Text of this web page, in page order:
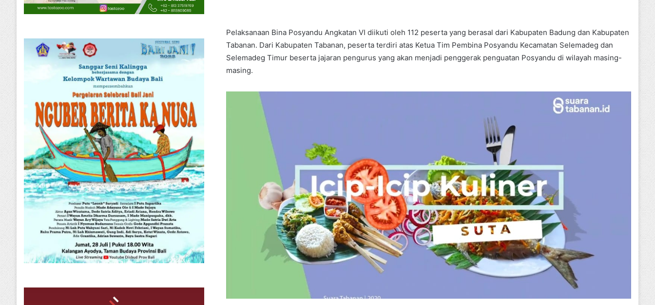
Pelaksanaan Bina Posyandu Angkatan VI diikuti oleh 112 peserta yang berasal dari Kabupaten Badung dan Kabupaten
Tabanan. Dari Kabupaten Tabanan, peserta terdiri atas Ketua Tim Pembina Posyandu Kecamatan Selemadeg dan
Selemadeg Timur beserta jajaran pengurus yang akan menjadi penggerak penguatan Posyandu di wilayah masing-
masing.